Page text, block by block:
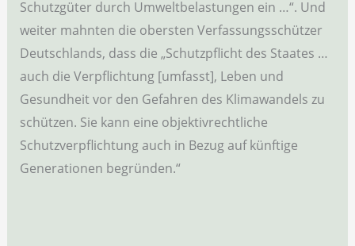
Schutzgüter durch Umweltbelastungen ein …“. Und
weiter mahnten die obersten Verfassungsschützer
Deutschlands, dass die „Schutzpflicht des Staates …
auch die Verpflichtung [umfasst], Leben und
Gesundheit vor den Gefahren des Klimawandels zu
schützen. Sie kann eine objektivrechtliche
Schutzverpflichtung auch in Bezug auf künftige
Generationen begründen.“